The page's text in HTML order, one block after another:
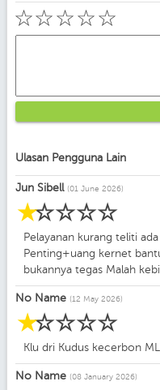
☆
☆
☆
☆
☆
Ulasan Pengguna Lain
Jun Sibell (01 June 2026)
☆
☆
☆
☆
☆
Pelayanan kurang teliti
Penting+uang kernet
bukannya tegas Malah
No Name (12 May 2026)
☆
☆
☆
☆
☆
Klu dri Kudus kecerbon
No Name (08 January 2026)